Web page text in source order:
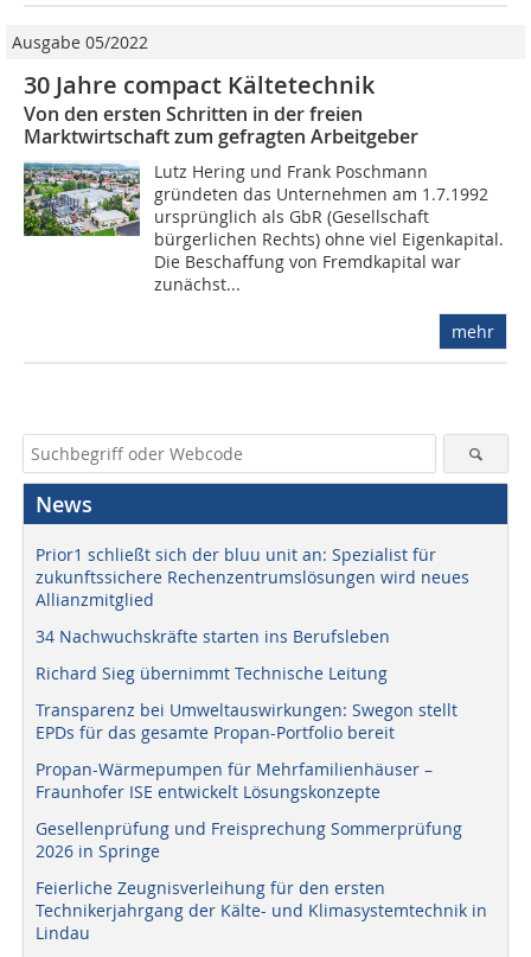
Ausgabe 05/2022
30 Jahre compact Kältetechnik
Von den ersten Schritten in der freien
Marktwirtschaft zum gefragten Arbeitgeber
Lutz Hering und Frank Poschmann
gründeten das Unternehmen am 1.7.1992
ursprünglich als GbR (Gesellschaft
bürgerlichen Rechts) ohne viel Eigenkapital.
Die Beschaffung von Fremdkapital war
zunächst...
mehr
News
Prior1 schließt sich der bluu unit an: Spezialist für
zukunftssichere Rechenzentrumslösungen wird neues
Allianzmitglied
34 Nachwuchskräfte starten ins Berufsleben
Richard Sieg übernimmt Technische Leitung
Transparenz bei Umweltauswirkungen: Swegon stellt
EPDs für das gesamte Propan-Portfolio bereit
Propan-Wärmepumpen für Mehrfamilienhäuser –
Fraunhofer ISE entwickelt Lösungskonzepte
Gesellenprüfung und Freisprechung Sommerprüfung
2026 in Springe
Feierliche Zeugnisverleihung für den ersten
Technikerjahrgang der Kälte- und Klimasystemtechnik in
Lindau